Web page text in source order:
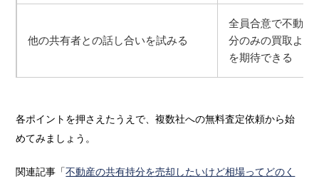
他の共有者との話し合いを試みる
全員合意で不動産
分のみの買取より
を期待できる
各ポイントを押さえたうえで、複数社への無料査定依頼から始
めてみましょう。
関連記事「不動産の共有持分を売却したいけど相場ってどのく